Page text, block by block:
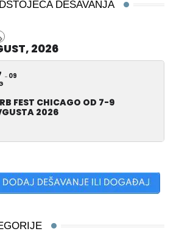
DEŠAVANJA
2026
09
FEST CHICAGO OD 7-9
2026